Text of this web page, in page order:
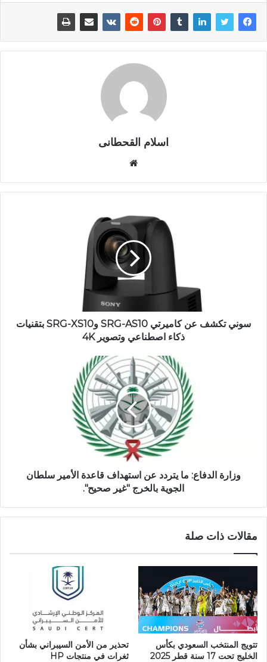
اسلام القحطانى
ق
ا
ل
و
ي
ب
سوني تكشف عن كاميرتي SRG-AS10 وSRG-XS10 بتقنيات
ذكاء اصطناعي وتصوير 4K
وزارة الدفاع: ما يتردد عن استهداف قاعدة الأمير سلطان
الجوية بالخرج "غير صحيح".
مقالات ذات صلة
تتويج المنتخب السعودي بكأس
الخليج تحت 17 سنة قطر 2025
تحذير من الأمن السيبراني بشأن
ثغرات في منتجات HP